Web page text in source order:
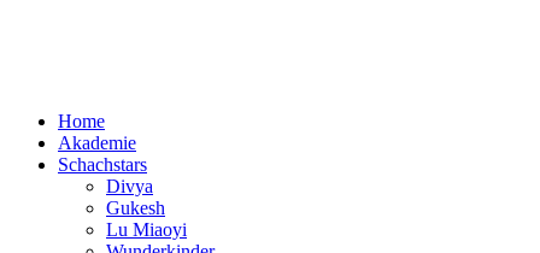
Home
Akademie
Schachstars
Divya
Gukesh
Lu Miaoyi